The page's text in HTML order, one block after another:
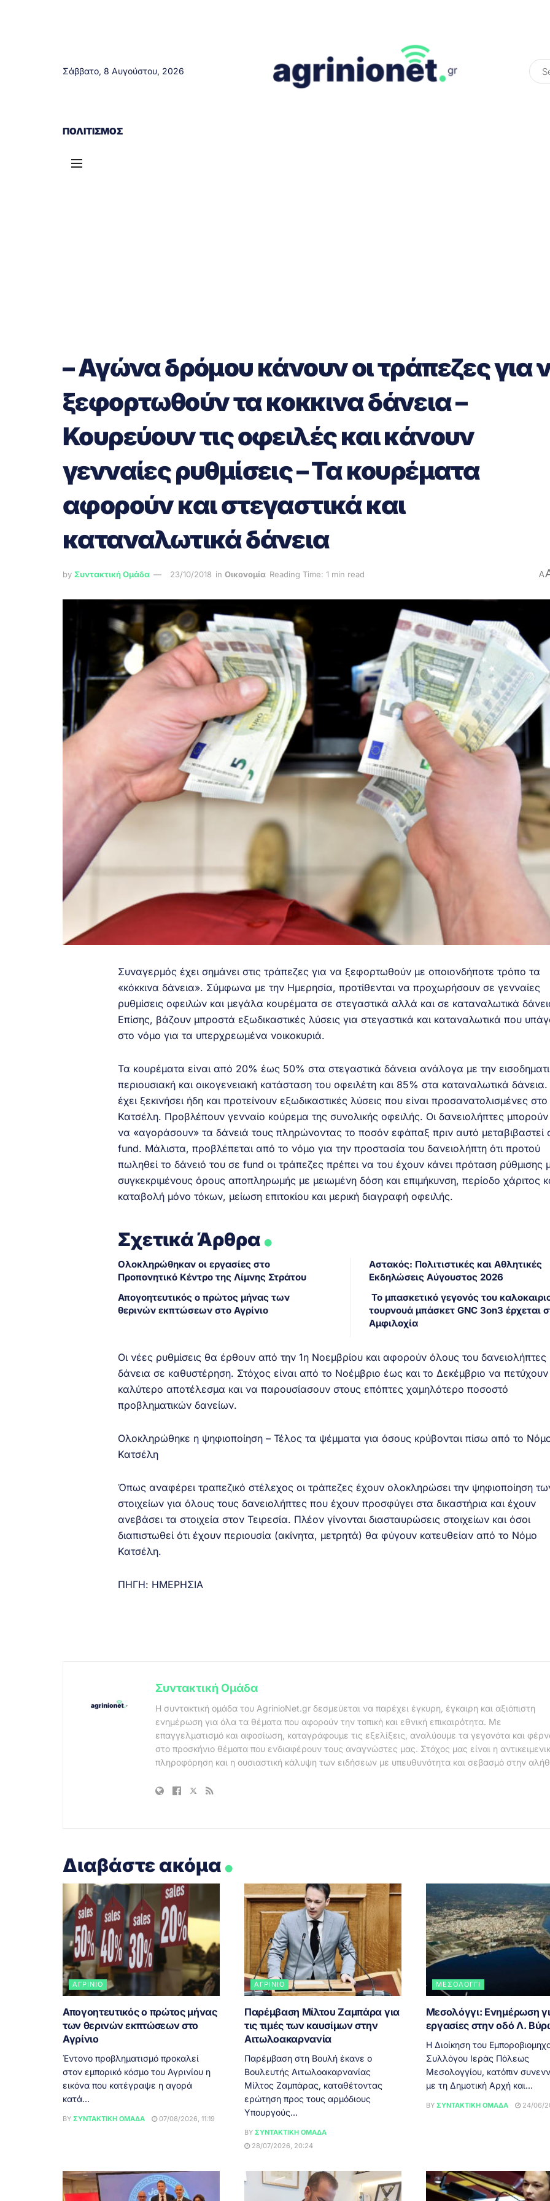
Σάββατο, 8 Αυγούστου, 2026
ΠΟΛΙΤΙΣΜΌΣ
– Αγώνα δρόμου κάνουν οι τράπεζες για
ξεφορτωθούν τα κοκκινα δάνεια –
Κουρεύουν τις οφειλές και κάνουν
γενναίες ρυθμίσεις – Τα κουρέματα
αφορούν και στεγαστικά και
καταναλωτικά δάνεια
by Συντακτική Ομάδα 23/10/2018 in Οικονομία Reading Time: 1 min read A
Συναγερμός έχει σημάνει στις τράπεζες για να ξεφορτωθούν με οποιονδήποτε τρόπο τα
«κόκκινα δάνεια». Σύμφωνα με την Ημερησία, προτίθενται να προχωρήσουν σε γενναίες
ρυθμίσεις οφειλών και μεγάλα κουρέματα σε στεγαστικά αλλά και σε καταναλωτικά
Επίσης, βάζουν μπροστά εξωδικαστικές λύσεις για στεγαστικά και καταναλωτικά που
στο νόμο για τα υπερχρεωμένα νοικοκυριά.
Τα κουρέματα είναι από 20% έως 50% στα στεγαστικά δάνεια ανάλογα με την
περιουσιακή και οικογενειακή κατάσταση του οφειλέτη και 85% στα καταναλωτικά
έχει ξεκινήσει ήδη και προτείνουν εξωδικαστικές λύσεις που είναι προσανατολισμένες
Κατσέλη. Προβλέπουν γενναίο κούρεμα της συνολικής οφειλής. Οι δανειολήπτες μπορούν
να «αγοράσουν» τα δάνειά τους πληρώνοντας το ποσόν εφάπαξ πριν αυτό μεταβιβαστεί
fund. Μάλιστα, προβλέπεται από το νόμο για την προστασία του δανειολήπτη ότι προτού
πωληθεί το δάνειό του σε fund οι τράπεζες πρέπει να του έχουν κάνει πρόταση ρύθμισης
συγκεκριμένους όρους αποπληρωμής με μειωμένη δόση και επιμήκυνση, περίοδο χάριτος
καταβολή μόνο τόκων, μείωση επιτοκίου και μερική διαγραφή οφειλής.
Σχετικά Άρθρα.
Ολοκληρώθηκαν οι εργασίες στο
Προπονητικό Κέντρο της Λίμνης Στράτου
Απογοητευτικός ο πρώτος μήνας των
θερινών εκπτώσεων στο Αγρίνιο
Αστακός: Πολιτιστικές και Αθλητικές
Εκδηλώσεις Αύγουστος 2026
Το μπασκετικό γεγονός του
τουρνουά μπάσκετ GNC 3on3 έρχεται
Αμφιλοχία
Οι νέες ρυθμίσεις θα έρθουν από την 1η Νοεμβρίου και αφορούν όλους του δανειολήπτες
δάνεια σε καθυστέρηση. Στόχος είναι από το Νοέμβριο έως και το Δεκέμβριο να πετύχουν
καλύτερο αποτέλεσμα και να παρουσίασουν στους επόπτες χαμηλότερο ποσοστό
προβληματικών δανείων.
Ολοκληρώθηκε η ψηφιοποίηση – Τέλος τα ψέμματα για όσους κρύβονται πίσω από το
Κατσέλη
Όπως αναφέρει τραπεζικό στέλεχος οι τράπεζες έχουν ολοκληρώσει την ψηφιοποίηση
στοιχείων για όλους τους δανειολήπτες που έχουν προσφύγει στα δικαστήρια και έχουν
ανεβάσει τα στοιχεία στον Τειρεσία. Πλέον γίνονται διασταυρώσεις στοιχείων και όσοι
διαπιστωθεί ότι έχουν περιουσία (ακίνητα, μετρητά) θα φύγουν κατευθείαν από το Νόμο
Κατσέλη.
ΠΗΓΗ: ΗΜΕΡΗΣΙΑ
Συντακτική Ομάδα
Η συντακτική ομάδα του AgrinioNet.gr δεσμεύεται να παρέχει έγκυρη, έγκαιρη και αξιόπιστη
ενημέρωση για όλα τα θέματα που αφορούν την τοπική και εθνική επικαιρότητα. Με
επαγγελματισμό και αφοσίωση, καταγράφουμε τις εξελίξεις, αναλύουμε τα γεγονότα και
στο προσκήνιο θέματα που ενδιαφέρουν τους αναγνώστες μας. Στόχος μας είναι η
πληροφόρηση και η ουσιαστική κάλυψη των ειδήσεων με υπευθυνότητα και σεβασμό στην
Διαβάστε ακόμα.
ΑΓΡΊΝΙΟ
Απογοητευτικός ο πρώτος μήνας
των θερινών εκπτώσεων στο
Αγρίνιο
Έντονο προβληματισμό προκαλεί
στον εμπορικό κόσμο του Αγρινίου η
εικόνα που κατέγραψε η αγορά
κατά...
BY ΣΥΝΤΑΚΤΙΚΉ ΟΜΆΔΑ 07/08/2026, 11:19
ΑΓΡΊΝΙΟ
Παρέμβαση Μίλτου Ζαμπάρα για
τις τιμές των καυσίμων στην
Αιτωλοακαρνανία
Παρέμβαση στη Βουλή έκανε ο
Βουλευτής Αιτωλοακαρνανίας
Μίλτος Ζαμπάρας, καταθέτοντας
ερώτηση προς τους αρμόδιους
Υπουργούς...
BY ΣΥΝΤΑΚΤΙΚΉ ΟΜΆΔΑ
28/07/2026, 20:24
ΜΕΣΟΛΌΓΓΙ
Μεσολόγγι: Ενημέρωση
εργασίες στην οδό Λ.
Η Διοίκηση του
Συλλόγου Ιεράς Πόλεως
Μεσολογγίου, κατόπιν
με τη Δημοτική Αρχή και...
BY ΣΥΝΤΑΚΤΙΚΉ ΟΜΆΔΑ 24/06/